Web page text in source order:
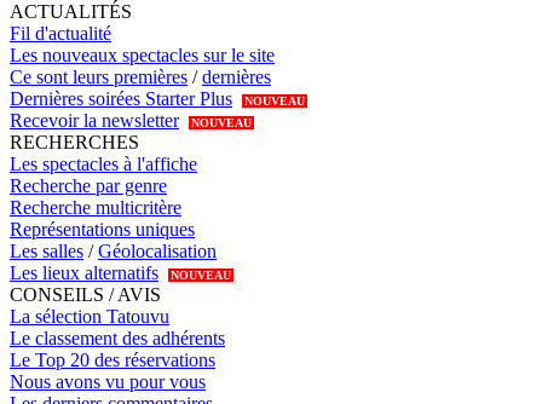
ACTUALITÉS
Fil d'actualité
Les nouveaux spectacles sur le site
Ce sont leurs premières /dernières
Dernières soirées Starter Plus
NOUVEAU
Recevoir la newsletter NOUVEAU
RECHERCHES
Les spectacles à l'affiche
Recherche par genre
Recherche multicritère
Représentations uniques
Les salles /Géolocalisation
Les lieux alternatifs
NOUVEAU
CONSEILS / AVIS
La sélection Tatouvu
Le classement des adhérents
Le Top 20 des réservations
Nous avons vu pour vous